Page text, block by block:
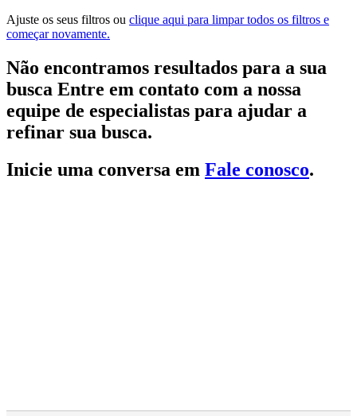
Ajuste os seus filtros ou clique aqui para limpar todos os filtros e
começar novamente.
Não encontramos resultados para a sua
busca Entre em contato com a nossa
equipe de especialistas para ajudar a
refinar sua busca.
Inicie uma conversa em Fale conosco.